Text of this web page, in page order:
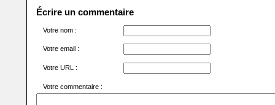
Écrire un commentaire
Votre nom :
Votre email :
Votre URL :
Votre commentaire :